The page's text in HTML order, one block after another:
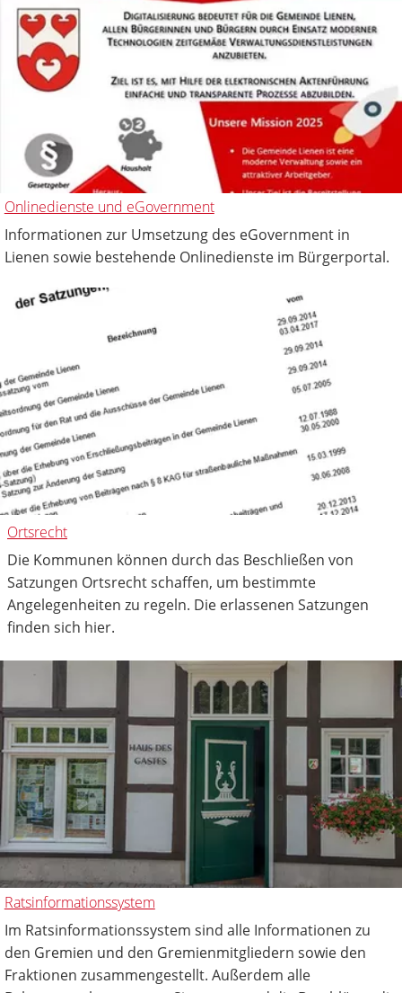
Onlinedienste und eGovernment
Informationen zur Umsetzung des eGovernment in
Lienen sowie bestehende Onlinedienste im Bürgerportal.
Ortsrecht
Die Kommunen können durch das Beschließen von
Satzungen Ortsrecht schaffen, um bestimmte
Angelegenheiten zu regeln. Die erlassenen Satzungen
finden sich hier.
Ratsinformationssystem
Im Ratsinformationssystem sind alle Informationen zu
den Gremien und den Gremienmitgliedern sowie den
Fraktionen zusammengestellt. Außerdem alle